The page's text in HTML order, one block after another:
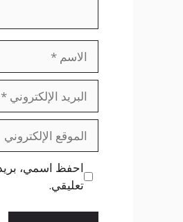
الاسم
البريد
الإلكتروني
الموقع
الإلكتروني
احفظ اسمي،
تعليقي.